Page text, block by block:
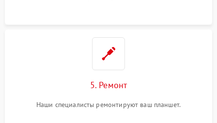
5. Ремонт
Наши специалисты ремонтируют ваш планшет.